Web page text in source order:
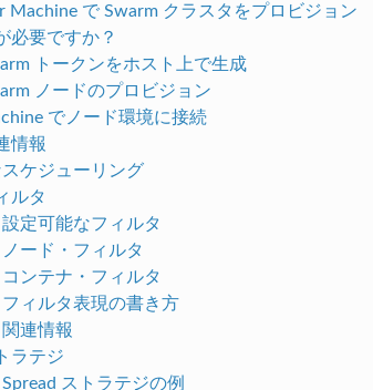
Machine で Swarm クラスタをプロビジョン
必要ですか？
トークンをホスト上で生成
ノードのプロビジョン
でノード環境に接続
情報
ケジューリング
ルタ
設定可能なフィルタ
ノード・フィルタ
コンテナ・フィルタ
フィルタ表現の書き方
関連情報
ラテジ
Spread ストラテジの例